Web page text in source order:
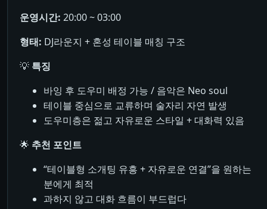
운영시간: 20:00 ~ 03:00
형태: DJ라운지 + 혼성 테이블 매칭 구조
💡 특징
바잉 후 도우미 배정 가능 / 음악은 Neo soul
테이블 중심으로 교류하며 술자리 자연 발생
도우미층은 젊고 자유로운 스타일 + 대화력 있음
🌟 추천 포인트
“테이블형 소개팅 유흥 + 자유로운 연결”을 원하는
분에게 최적
과하지 않고 대화 흐름이 부드럽다